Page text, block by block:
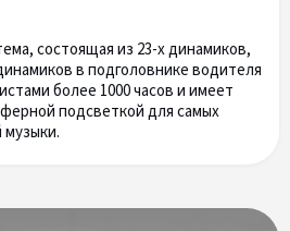
состоящая из 23-х динамиков,
в подголовнике водителя
более 1000 часов и имеет
подсветкой для самых